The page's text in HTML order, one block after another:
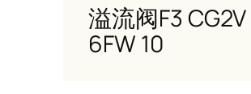
溢流阀F3 CG2V
6FW 10